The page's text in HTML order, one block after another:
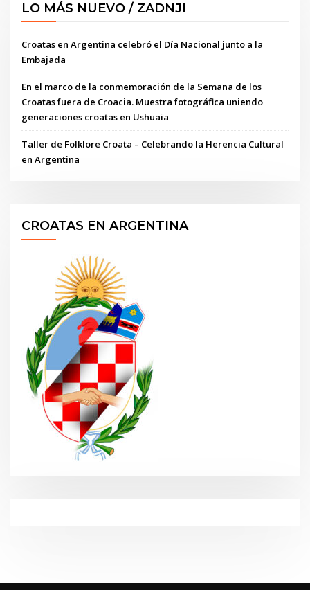
LO MÁS NUEVO / ZADNJI
Croatas en Argentina celebró el Día Nacional junto a la
Embajada
En el marco de la conmemoración de la Semana de los
Croatas fuera de Croacia. Muestra fotográfica uniendo
generaciones croatas en Ushuaia
Taller de Folklore Croata – Celebrando la Herencia Cultural
en Argentina
CROATAS EN ARGENTINA